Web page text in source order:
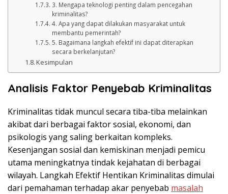
3. Mengapa teknologi penting dalam pencegahan
kriminalitas?
4. Apa yang dapat dilakukan masyarakat untuk
membantu pemerintah?
5. Bagaimana langkah efektif ini dapat diterapkan
secara berkelanjutan?
Kesimpulan
Analisis Faktor Penyebab Kriminalitas
Kriminalitas tidak muncul secara tiba-tiba melainkan
akibat dari berbagai faktor sosial, ekonomi, dan
psikologis yang saling berkaitan kompleks.
Kesenjangan sosial dan kemiskinan menjadi pemicu
utama meningkatnya tindak kejahatan di berbagai
wilayah. Langkah Efektif Hentikan Kriminalitas dimulai
dari pemahaman terhadap akar penyebab masalah